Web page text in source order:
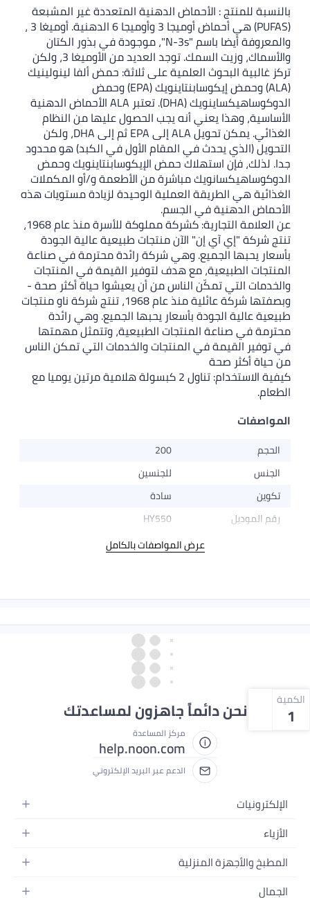
بالنسبة للمنتج : الأحماض الدهنية المتعددة غير المشبعة
(PUFAS) هي أحماض أوميجا 3 وأوميجا 6 الدهنية. أوميغا 3 ،
والمعروفة أيضا باسم "N-3s"، موجودة في بذور الكتان
والأسماك، وزيت السمك. توجد العديد من الأوميغا 3، ولكن
تركز غالبية البحوث العلمية على ثلاثة: حمض ألفا لينولينيك
(ALA) وحمض إيكوسابنتاينويك (EPA) وحمض
الدوكوساهيكساينويك (DHA). تعتبر ALA الأحماض الدهنية
الأساسية، وهذا يعني أنه يجب الحصول عليها من النظام
الغذائي. يمكن تحويل ALA إلى EPA ثم إلى DHA، ولكن
التحويل (الذي يحدث في المقام الأول في الكبد) هو محدود
جدا. لذلك، فإن استهلاك حمض الإيكوسابنتاينويك وحمض
الدوكوساهيكسانويك مباشرة من الأطعمة و/أو المكملات
الغذائية هي الطريقة العملية الوحيدة لزيادة مستويات هذه
الأحماض الدهنية في الجسم.
عن العلامة التجارية: كشركة مملوكة للأسرة منذ عام 1968،
تنتج شركة "إي آي إن" الآن منتجات طبيعية عالية الجودة
بأسعار يحبها الجميع. وهي شركة رائدة محترمة في صناعة
المنتجات الطبيعية، مع هدف لتوفير القيمة في المنتجات
والخدمات التي تمكّن الناس من أن يعيشوا حياة أكثر صحة -
وبصفتها شركة عائلية منذ عام 1968، تنتج شركة ناو منتجات
طبيعية عالية الجودة بأسعار يحبها الجميع. وهي رائدة
محترمة في صناعة المنتجات الطبيعية، وتتمثل مهمتها
في توفير القيمة في المنتجات والخدمات التي تمكن الناس
من حياة أكثر صحة
كيفية الاستخدام: تناول 2 كبسولة هلامية مرتين يوميا مع
الطعام.
المواصفات
الحجم
200
الجنس
للجنسين
تكوين
سادة
رقم الموديل
HY550
عرض المواصفات بالكامل
الكمية
1 نحن دائماً جاهزون لمساعدتك
مركز المساعدة
help.noon.com
الدعم عبر البريد الإلكتروني
الإلكترونيات
الجوالات
اللابتوبات
الأجهزة المنزلية
الأزياء
أزياء نسائية
المطبخ والأجهزة المنزلية
الحمام
الجمال